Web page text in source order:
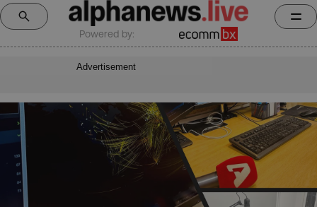
Powered by:
Advertisement